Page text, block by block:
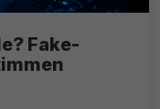
Fake-